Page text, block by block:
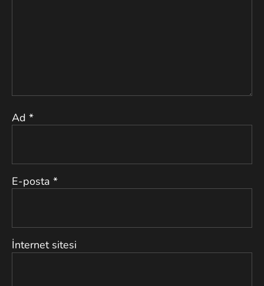
Ad *
E-posta *
İnternet sitesi